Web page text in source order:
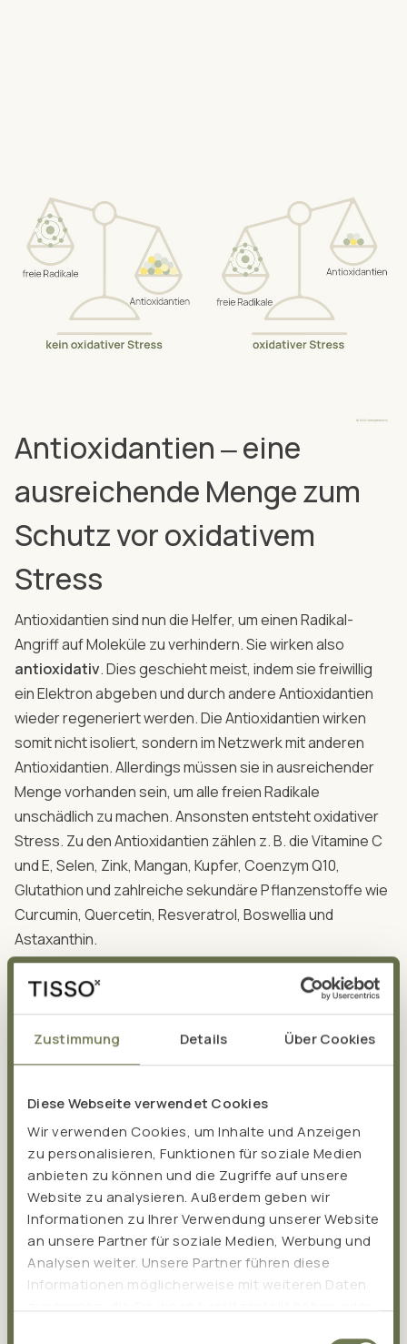
Zustimmung Details Über Cookies
Diese Webseite verwendet Cookies
Wir verwenden Cookies, um Inhalte und Anzeigen
zu personalisieren, Funktionen für soziale Medien
anbieten zu können und die Zugriffe auf unsere
Website zu analysieren. Außerdem geben wir
Informationen zu Ihrer Verwendung unserer Website
an unsere Partner für soziale Medien, Werbung und
Analysen weiter. Unsere Partner führen diese
Informationen möglicherweise mit weiteren Daten
Antioxidantien ‒ eine
ausreichende Menge zum
Schutz vor oxidativem
Stress
Antioxidantien sind nun die Helfer, um einen Radikal-
Angriff auf Moleküle zu verhindern. Sie wirken also
antioxidativ. Dies geschieht meist, indem sie freiwillig
ein Elektron abgeben und durch andere Antioxidantien
wieder regeneriert werden. Die Antioxidantien wirken
somit nicht isoliert, sondern im Netzwerk mit anderen
Antioxidantien. Allerdings müssen sie in ausreichender
Menge vorhanden sein, um alle freien Radikale
unschädlich zu machen. Ansonsten entsteht oxidativer
Stress. Zu den Antioxidantien zählen z. B. die Vitamine C
und E, Selen, Zink, Mangan, Kupfer, Coenzym Q10,
Glutathion und zahlreiche sekundäre Pflanzenstoffe wie
Curcumin, Quercetin, Resveratrol, Boswellia und
Astaxanthin.
Antioxidantien ‒
Vorkommen in
Lebensmitteln
Antioxidantien sind besonders in pflanzlichen
Lebensmitteln wie Gemüse, Obst, Vollkorngetreide und